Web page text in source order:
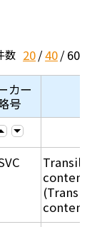
数 20 40 60
カー
号
Transil
content
(Transil
content